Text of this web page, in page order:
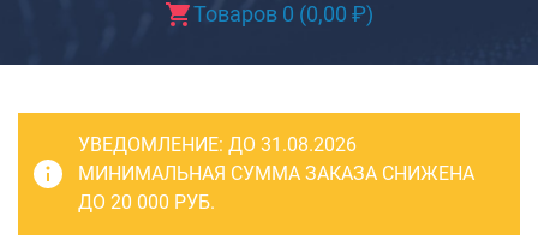
Товаров 0 (0,00 ₽)
Пилоты на колесах
Рюкзаки детские для детских
Бьюти-кейсы
САКВОЯЖИ
РАСПРОДАЖА
УВЕДОМЛЕНИЕ: ДО 31.08.2026
МИНИМАЛЬНАЯ СУММА ЗАКАЗА СНИЖЕНА
ДО 20 000 РУБ.